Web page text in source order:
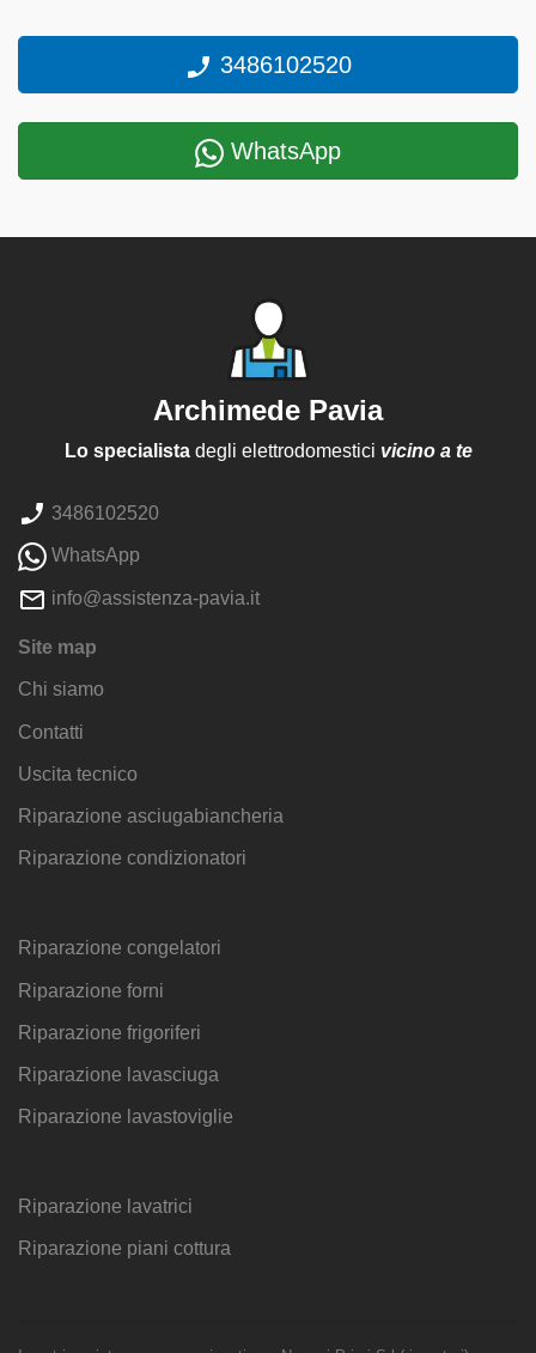
3486102520
WhatsApp
Archimede Pavia
Lo specialistadegli elettrodomestici vicino a te
3486102520
WhatsApp
info@assistenza-pavia.it
Site map
Chi siamo
Contatti
Uscita tecnico
Riparazione asciugabiancheria
Riparazione condizionatori
Riparazione congelatori
Riparazione forni
Riparazione frigoriferi
Riparazione lavasciuga
Riparazione lavastoviglie
Riparazione lavatrici
Riparazione piani cottura